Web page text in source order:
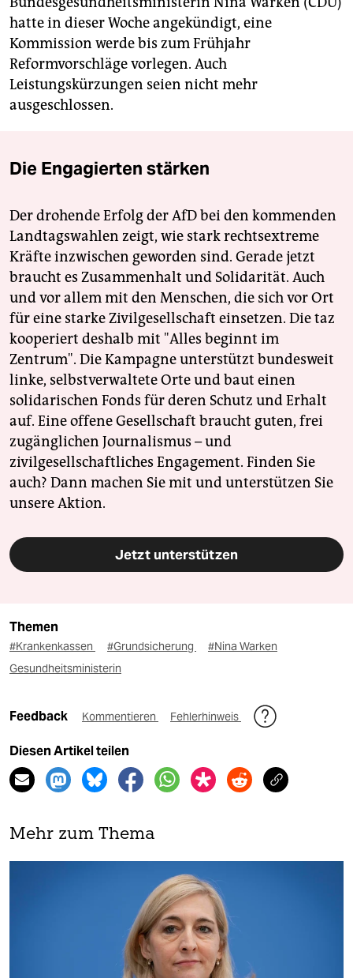
hatte in dieser Woche angekündigt, eine
Kommission werde bis zum Frühjahr
Reformvorschläge vorlegen. Auch
Leistungskürzungen seien nicht mehr
ausgeschlossen.
Die Engagierten stärken
Der drohende Erfolg der AfD bei den kommenden
Landtagswahlen zeigt, wie stark rechtsextreme
Kräfte inzwischen geworden sind. Gerade jetzt
braucht es Zusammenhalt und Solidarität. Auch
und vor allem mit den Menschen, die sich vor Ort
für eine starke Zivilgesellschaft einsetzen. Die taz
kooperiert deshalb mit "Alles beginnt im
Zentrum". Die Kampagne unterstützt bundesweit
linke, selbstverwaltete Orte und baut einen
solidarischen Fonds für deren Schutz und Erhalt
auf. Eine offene Gesellschaft braucht guten, frei
zugänglichen Journalismus – und
zivilgesellschaftliches Engagement. Finden Sie
auch? Dann machen Sie mit und unterstützen Sie
unsere Aktion.
Jetzt unterstützen
Themen
#Krankenkassen #Grundsicherung
#Nina Warken
Gesundheitsministerin
Feedback Kommentieren Fehlerhinweis
Diesen Artikel teilen
Mehr zum Thema